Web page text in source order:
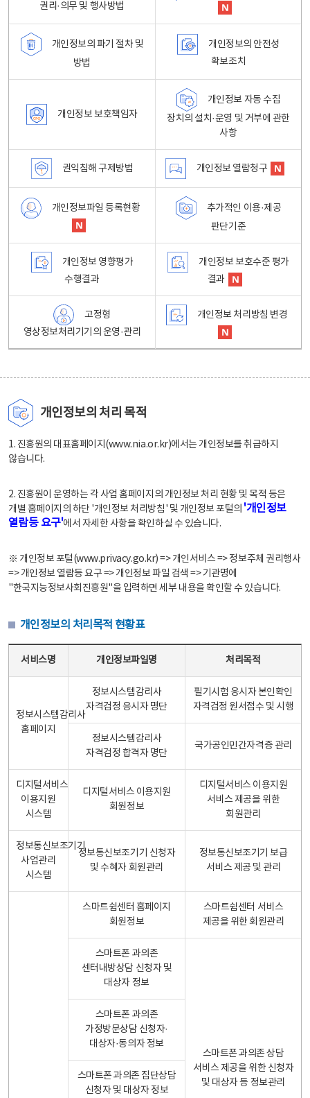
권리·의무 및 행사방법
개인정보의 파기 절차 및
방법
개인정보의 안전성
확보조치
개인정보 보호책임자
개인정보 자동 수집
장치의 설치·운영 및 거부에 관한
사항
권익침해 구제방법 개인정보 열람청구
개인정보파일 등록현황
추가적인 이용·제공
판단기준
개인정보 영향평가
수행결과
개인정보 보호수준 평가
결과
고정형
영상정보처리기기의 운영·관리
개인정보 처리방침 변경
개인정보의 처리 목적
1. 진흥원의 대표홈페이지(www.nia.or.kr)에서는 개인정보를 취급하지
않습니다.
2. 진흥원이 운영하는 각 사업 홈페이지의 개인정보 처리 현황 및 목적 등은
개별 홈페이지의 하단 '개인정보 처리방침' 및 개인정보 포털의 '개인정보
열람등 요구'에서 자세한 사항을 확인하실 수 있습니다.
※ 개인정보 포털(www.privacy.go.kr) => 개인서비스 => 정보주체 권리행사
=> 개인정보 열람등 요구 => 개인정보 파일 검색 => 기관명에
"한국지능정보사회진흥원"을 입력하면 세부 내용을 확인할 수 있습니다.
개인정보의 처리목적 현황표
서비스명 개인정보파일명 처리목적
정보시스템감리사
홈페이지
정보시스템감리사
자격검정 응시자 명단
필기시험 응시자 본인확인
자격검정 원서접수 및 시행
정보시스템감리사
자격검정 합격자 명단
국가공인민간자격증 관리
디지털서비스
이용지원
시스템
디지털서비스 이용지원
회원정보
디지털서비스 이용지원
서비스 제공을 위한
회원관리
정보통신보조기기
사업관리
시스템
정보통신보조기기 신청자
및 수혜자 회원관리
정보통신보조기기 보급
서비스 제공 및 관리
스마트쉼센터 홈페이지
회원정보
스마트쉼센터 서비스
제공을 위한 회원관리
스마트폰 과의존
센터내방상담 신청자 및
대상자 정보
스마트폰 과의존 상담
서비스 제공을 위한 신청자
및 대상자 등 정보관리
스마트폰 과의존
가정방문상담 신청자·
대상자·동의자 정보
스마트폰 과의존 집단상담
신청자 및 대상자 정보